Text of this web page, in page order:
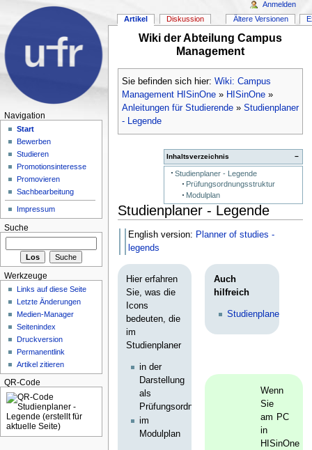
Wiki der Abteilung Campus
Management
Sie befinden sich hier: Wiki: Campus
Management HISinOne» HISinOne»
Anleitungen für Studierende» Studienplaner
- Legende
−
Inhaltsverzeichnis
Studienplaner - Legende
Prüfungsordnungsstruktur
Modulplan
Studienplaner - Legende
English version: Planner of studies -
legends
Hier erfahren
Sie, was die
Icons
bedeuten, die
im
Studienplaner
in der
Darstellung
als
Prüfungsordnungsstruktur,
im
Modulplan
Auch
hilfreich
Studienplaner
Wenn
Sie
am PC
in
HISinOne
Artikel Diskussion Ältere Versionen
Anmelden
Navigation
Start
Bewerben
Studieren
Promotionsinteresse
Promovieren
Sachbearbeitung
Impressum
Suche
Werkzeuge
Links auf diese Seite
Letzte Änderungen
Medien-Manager
Seitenindex
Druckversion
Permanentlink
Artikel zitieren
QR-Code